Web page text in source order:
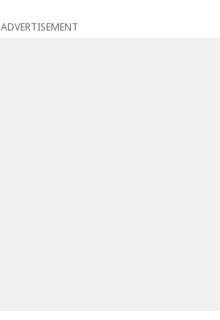
ADVERTISEMENT